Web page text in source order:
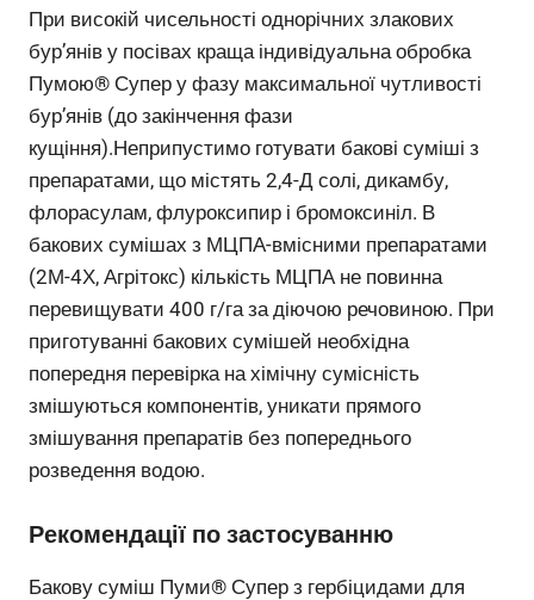
При високій чисельності однорічних злакових
бур’янів у посівах краща індивідуальна обробка
Пумою® Супер у фазу максимальної чутливості
бур’янів (до закінчення фази
кущіння).Неприпустимо готувати бакові суміші з
препаратами, що містять 2,4-Д солі, дикамбу,
флорасулам, флуроксипир і бромоксиніл. В
бакових сумішах з МЦПА-вмісними препаратами
(2М-4Х, Агрітокс) кількість МЦПА не повинна
перевищувати 400 г/га за діючою речовиною. При
приготуванні бакових сумішей необхідна
попередня перевірка на хімічну сумісність
змішуються компонентів, уникати прямого
змішування препаратів без попереднього
розведення водою.
Рекомендації по застосуванню
Бакову суміш Пуми® Супер з гербіцидами для